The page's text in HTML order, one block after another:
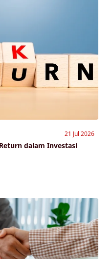
21 Jul 2026
dalam Investasi